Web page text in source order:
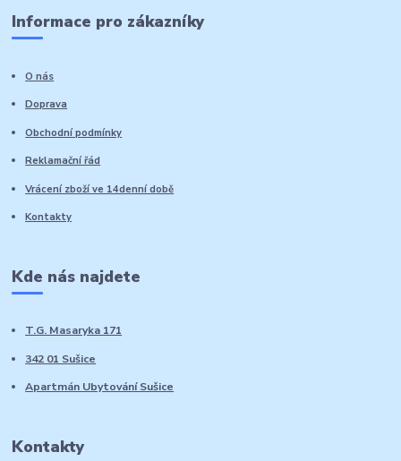
Informace pro zákazníky
O nás
Doprava
Obchodní podmínky
Reklamační řád
Vrácení zboží ve 14denní době
Kontakty
Kde nás najdete
T.G. Masaryka 171
342 01 Sušice
Apartmán Ubytování Sušice
Kontakty